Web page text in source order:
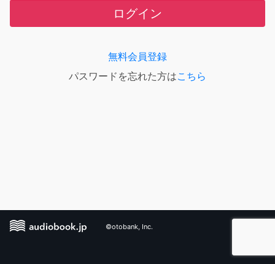
ログイン
無料会員登録
パスワードを忘れた方はこちら
©otobank, Inc.